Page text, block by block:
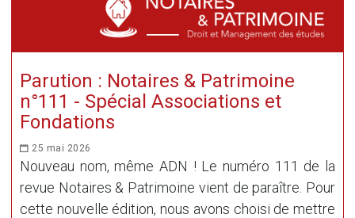
Parution : Notaires & Patrimoine
n°111 - Spécial Associations et
Fondations
25 mai 2026
Nouveau nom, même ADN ! Le numéro 111 de la
revue Notaires & Patrimoine vient de paraître. Pour
cette nouvelle édition, nous avons choisi de mettre